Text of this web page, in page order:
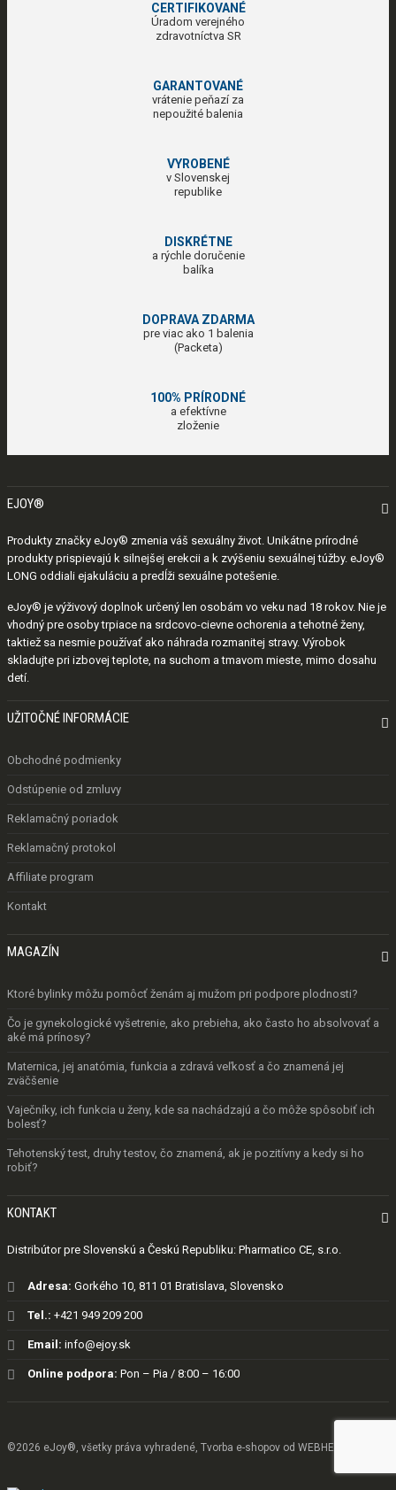
CERTIFIKOVANÉ
Úradom verejného
zdravotníctva SR
GARANTOVANÉ
vrátenie peňazí za
nepoužité balenia
VYROBENÉ
v Slovenskej
republike
DISKRÉTNE
a rýchle doručenie
balíka
DOPRAVA ZDARMA
pre viac ako 1 balenia
(Packeta)
100% PRÍRODNÉ
a efektívne
zloženie
EJOY® 
Produkty značky eJoy® zmenia váš sexuálny život. Unikátne prírodné
produkty prispievajú k silnejšej erekcii a k zvýšeniu sexuálnej túžby. eJoy®
LONG oddiali ejakuláciu a predĺži sexuálne potešenie.
eJoy® je výživový doplnok určený len osobám vo veku nad 18 rokov. Nie je
vhodný pre osoby trpiace na srdcovo-cievne ochorenia a tehotné ženy,
taktiež sa nesmie používať ako náhrada rozmanitej stravy. Výrobok
skladujte pri izbovej teplote, na suchom a tmavom mieste, mimo dosahu
detí.
UŽITOČNÉ INFORMÁCIE 
Obchodné podmienky
Odstúpenie od zmluvy
Reklamačný poriadok
Reklamačný protokol
Affiliate program
Kontakt
MAGAZÍN 
Ktoré bylinky môžu pomôcť ženám aj mužom pri podpore plodnosti?
Čo je gynekologické vyšetrenie, ako prebieha, ako často ho absolvovať a
aké má prínosy?
Maternica, jej anatómia, funkcia a zdravá veľkosť a čo znamená jej
zväčšenie
Vaječníky, ich funkcia u ženy, kde sa nachádzajú a čo môže spôsobiť ich
bolesť?
Tehotenský test, druhy testov, čo znamená, ak je pozitívny a kedy si ho
robiť?
KONTAKT 
Distribútor pre Slovenskú a Českú Republiku: Pharmatico CE, s.r.o.
 Adresa: Gorkého 10, 811 01 Bratislava, Slovensko
 Tel.: +421 949 209 200
 Email: info@ejoy.sk
 Online podpora: Pon – Pia / 8:00 – 16:00
©2026 eJoy®, všetky práva vyhradené, Tvorba e-shopov od WEBHELP.sk